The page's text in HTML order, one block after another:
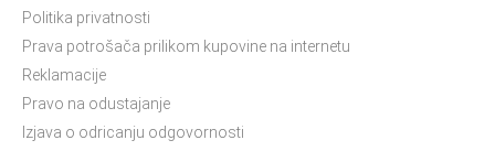
Politika privatnosti
Prava potrošača prilikom kupovine na internetu
Reklamacije
Pravo na odustajanje
Izjava o odricanju odgovornosti